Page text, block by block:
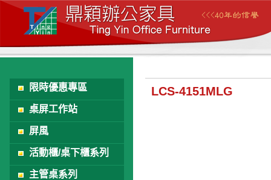
限時優惠專區
桌屏工作站
屏風
活動櫃/桌下櫃系列
主管桌系列
LCS-4151MLG